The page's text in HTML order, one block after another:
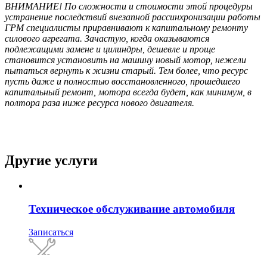
ВНИМАНИЕ! По сложности и стоимости этой процедуры
устранение последствий внезапной рассинхронизации работы
ГРМ специалисты приравнивают к капитальному ремонту
силового агрегата. Зачастую, когда оказываются
подлежащими замене и цилиндры, дешевле и проще
становится установить на машину новый мотор, нежели
пытаться вернуть к жизни старый. Тем более, что ресурс
пусть даже и полностью восстановленного, прошедшего
капитальный ремонт, мотора всегда будет, как минимум, в
полтора раза ниже ресурса нового двигателя.
Другие услуги
Техническое обслуживание автомобиля
Записаться